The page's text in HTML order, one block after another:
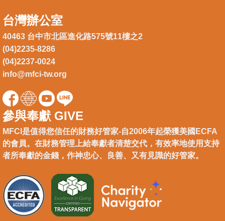
台灣辦公室
40463 台中市北區進化路575號11樓之2
(04)2235-8286
(04)2237-0024
info@mfci-tw.org
參與奉獻 GIVE
MFCI是值得您信任的財務好管家-自2006年起榮獲美國ECFA
的會員。在財務管理上給奉獻者清楚交代，有效率地使用支持
者所奉獻的金錢，作神忠心、良善、又有見識的好管家。